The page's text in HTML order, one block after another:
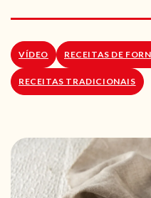
VÍDEO RECEITAS DE
RECEITAS TRADICIONAIS